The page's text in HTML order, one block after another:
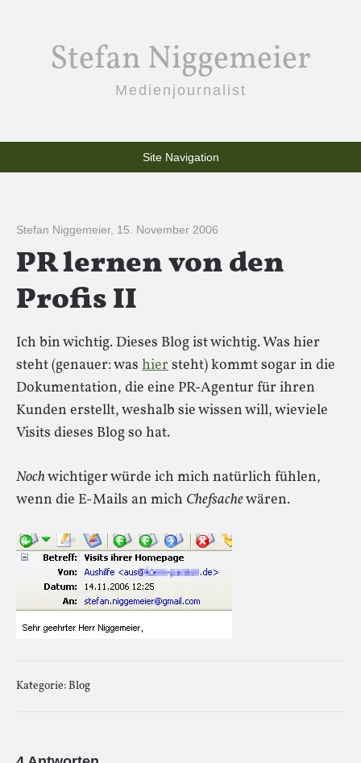
Stefan Niggemeier
Medienjournalist
Site Navigation
Stefan Niggemeier, 15. November 2006
PR lernen von den
Profis II
Ich bin wichtig. Dieses Blog ist wichtig. Was hier
steht (genauer: was hiersteht) kommt sogar in die
Dokumentation, die eine PR-Agentur für ihren
Kunden erstellt, weshalb sie wissen will, wieviele
Visits dieses Blog so hat.
Nochwichtiger würde ich mich natürlich fühlen,
wenn die E-Mails an mich Chefsachewären.
Kategorie:Blog